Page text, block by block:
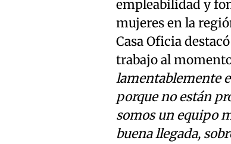
empleabilidad y
mujeres en la
Casa Oficia
trabajo al
lamentablemente
porque no están
somos un equipo
buena llegada,